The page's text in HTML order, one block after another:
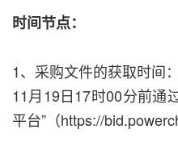
时间节点：
1、采购文件的获取时间
11月19日17时00分前通
平台”（https://